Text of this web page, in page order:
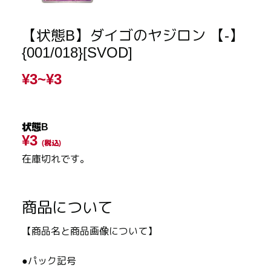
【状態B】ダイゴのヤジロン 【-】
{001/018}[SVOD]
¥3~¥3
状態B
¥3 (税込)
在庫切れです。
商品について
【商品名と商品画像について】
●パック記号